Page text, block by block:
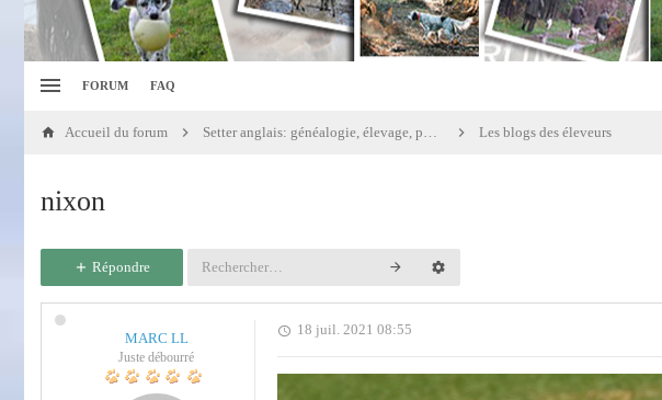
FORUM FAQ
Accueil du forum Setter anglais: généalogie, élevage, portées Les blogs des éleveurs
nixon
Répondre
MARC LL
Juste débourré
18 juil. 2021 08:55